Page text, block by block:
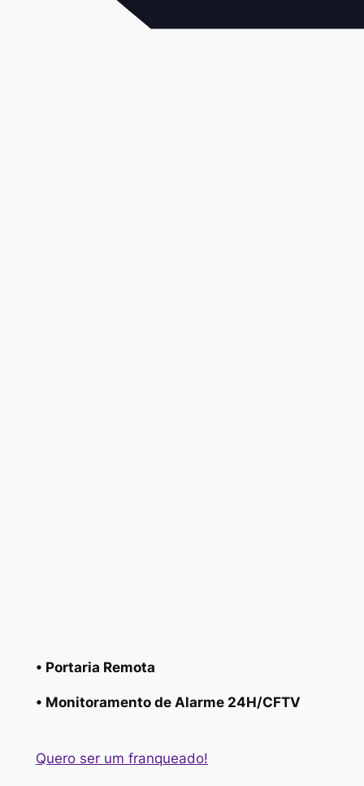
• Portaria Remota
• Monitoramento de Alarme 24H/CFTV
Quero ser um franqueado!